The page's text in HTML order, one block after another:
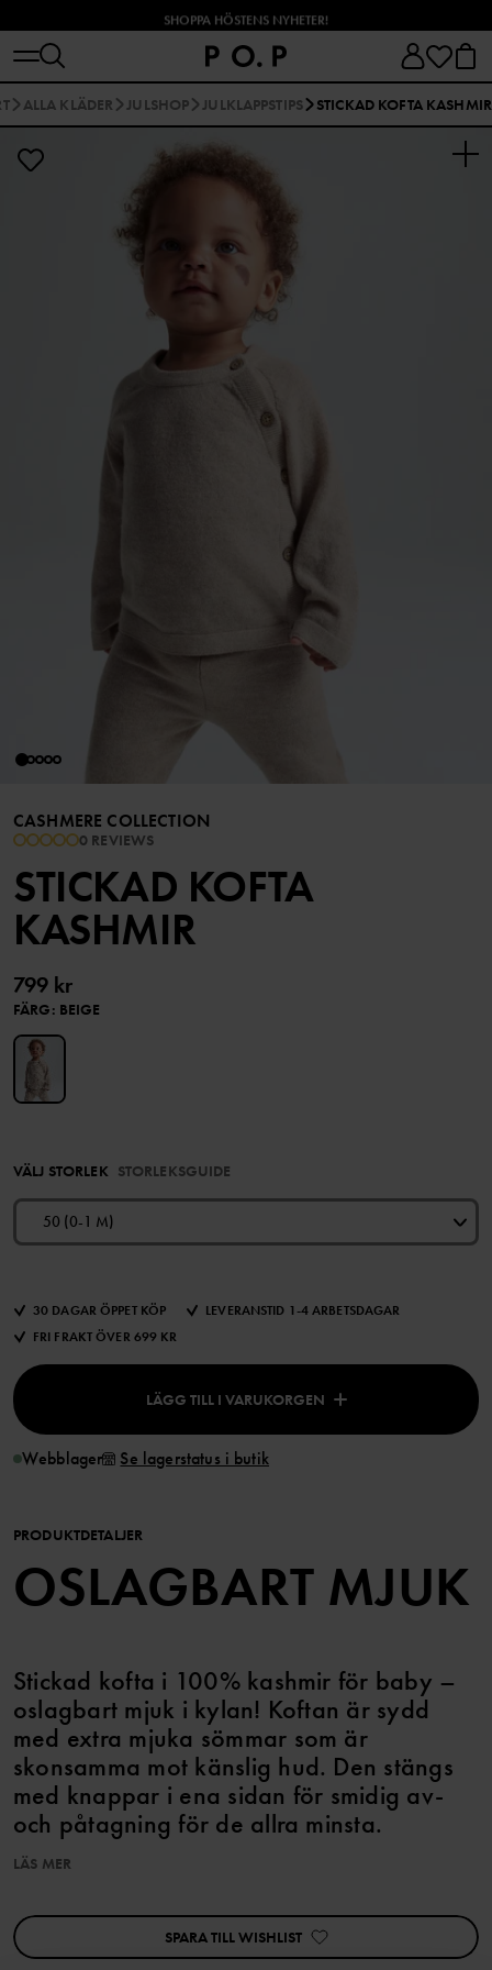
SHOPPA HÖSTENS NYHETER!
ALLA KLÄDER JULSHOP JULKLAPPSTIPS STICKAD KOFTA KASHMIR
CASHMERE COLLECTION
0 REVIEWS
STICKAD KOFTA
KASHMIR
799 kr
FÄRG: BEIGE
VÄLJ STORLEK STORLEKSGUIDE
50 (0-1 M)
30 DAGAR ÖPPET KÖP
LEVERANSTID 1-4 ARBETSDAGAR
FRI FRAKT ÖVER 699 KR
LÄGG TILL I VARUKORGEN
Webblager Se lagerstatus i butik
PRODUKTDETALJER
OSLAGBART MJUK
Stickad kofta i 100% kashmir för baby –
oslagbart mjuk i kylan! Koftan är sydd
med extra mjuka sömmar som är
skonsamma mot känslig hud. Den stängs
med knappar i ena sidan för smidig av-
och påtagning för de allra minsta.
Egenskaper:
• Extra mjuka sömmar
LÄS MER
SPARA TILL WISHLIST